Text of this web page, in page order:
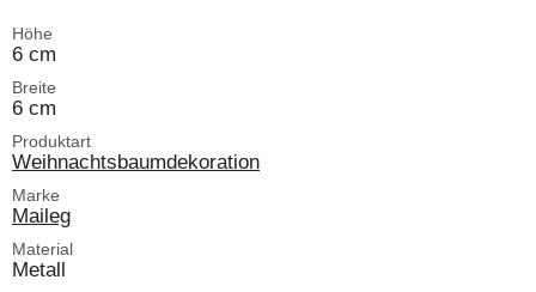
Höhe
6 cm
Breite
6 cm
Produktart
Weihnachtsbaumdekoration
Marke
Maileg
Material
Metall